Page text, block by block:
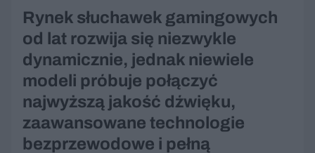
Rynek słuchawek gamingowych
od lat rozwija się niezwykle
dynamicznie, jednak niewiele
modeli próbuje połączyć
najwyższą jakość dźwięku,
zaawansowane technologie
bezprzewodowe i pełną